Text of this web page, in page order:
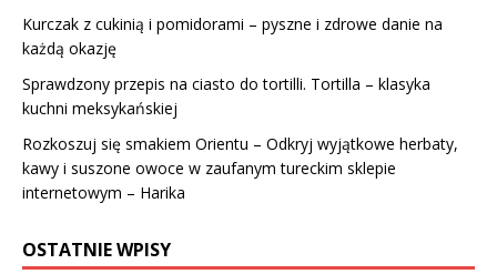
Kurczak z cukinią i pomidorami – pyszne i zdrowe danie na
każdą okazję
Sprawdzony przepis na ciasto do tortilli. Tortilla – klasyka
kuchni meksykańskiej
Rozkoszuj się smakiem Orientu – Odkryj wyjątkowe herbaty,
kawy i suszone owoce w zaufanym tureckim sklepie
internetowym – Harika
OSTATNIE WPISY